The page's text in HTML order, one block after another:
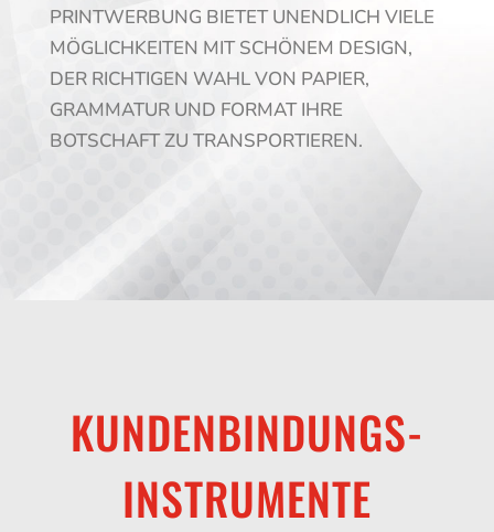
PRINTWERBUNG BIETET UNENDLICH VIELE
MÖGLICHKEITEN MIT SCHÖNEM DESIGN,
DER RICHTIGEN WAHL VON PAPIER,
GRAMMATUR UND FORMAT IHRE
BOTSCHAFT ZU TRANSPORTIEREN.
KUNDENBINDUNGS-
INSTRUMENTE